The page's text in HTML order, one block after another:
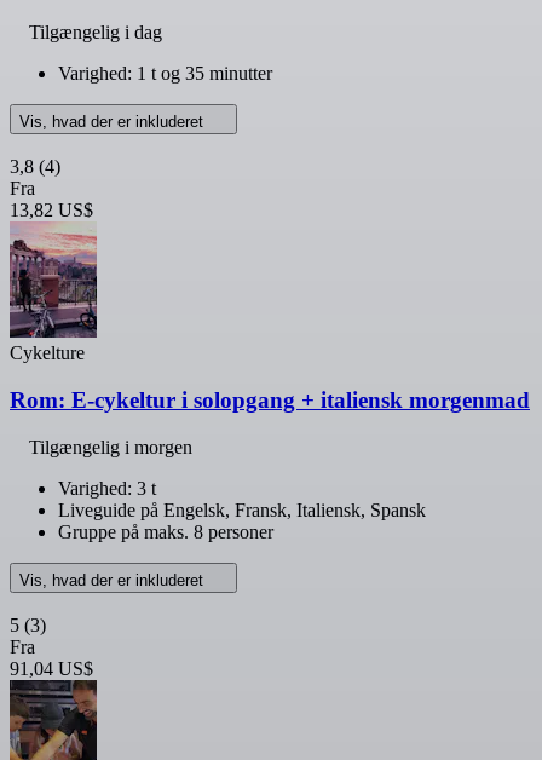
Tilgængelig i dag
Varighed: 1 t og 35 minutter
Vis, hvad der er inkluderet
3,8 (4)
Fra
13,82 US$
Cykelture
Rom: E-cykeltur i solopgang + italiensk morgenmad
Tilgængelig i morgen
Varighed: 3 t
Liveguide på Engelsk, Fransk, Italiensk, Spansk
Gruppe på maks. 8 personer
Vis, hvad der er inkluderet
5 (3)
Fra
91,04 US$